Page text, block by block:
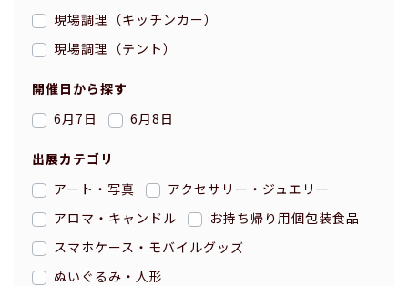
現場調理（キッチンカー）
現場調理（テント）
開催日から探す
6月7日
6月8日
出展カテゴリ
アート・写真
アクセサリー・ジュエリー
アロマ・キャンドル
お持ち帰り用個包装食品
スマホケース・モバイルグッズ
ぬいぐるみ・人形